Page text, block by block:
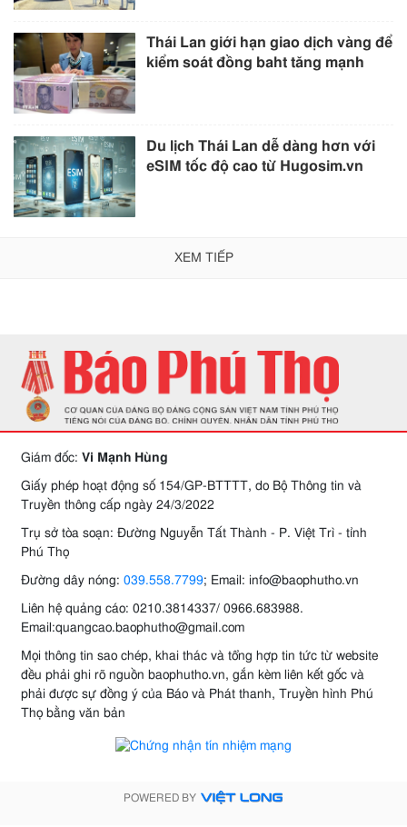
Thái Lan giới hạn giao dịch vàng để
kiểm soát đồng baht tăng mạnh
Du lịch Thái Lan dễ dàng hơn với
eSIM tốc độ cao từ Hugosim.vn
XEM TIẾP
Giám đốc: Vi Mạnh Hùng
Giấy phép hoạt động số 154/GP-BTTTT, do Bộ Thông tin và
Truyền thông cấp ngày 24/3/2022
Trụ sở tòa soạn: Đường Nguyễn Tất Thành - P. Việt Trì - tỉnh
Phú Thọ
Đường dây nóng: 039.558.7799; Email: info@baophutho.vn
Liên hệ quảng cáo: 0210.3814337/ 0966.683988.
Email:quangcao.baophutho@gmail.com
Mọi thông tin sao chép, khai thác và tổng hợp tin tức từ website
đều phải ghi rõ nguồn baophutho.vn, gắn kèm liên kết gốc và
phải được sự đồng ý của Báo và Phát thanh, Truyền hình Phú
Thọ bằng văn bản
POWERED BY